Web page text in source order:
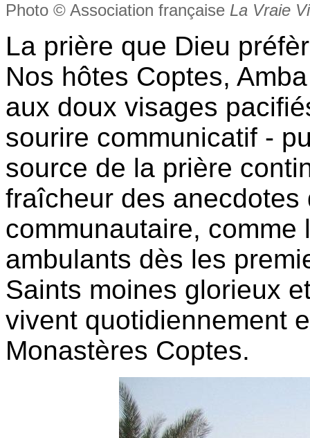
Photo © Association française La Vraie
La prière que Dieu
Nos hôtes Coptes,
aux doux visages
sourire communicatif -
source de la prière
fraîcheur des
communautaire,
ambulants dès les
Saints moines glorieux
vivent quotidiennement
Monastères Coptes.